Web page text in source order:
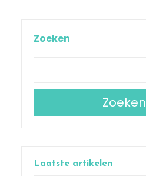
Zoeken
Zoeken
Laatste artikelen